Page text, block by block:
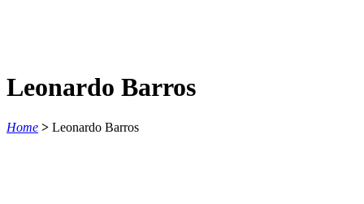
Leonardo Barros
Home > Leonardo Barros